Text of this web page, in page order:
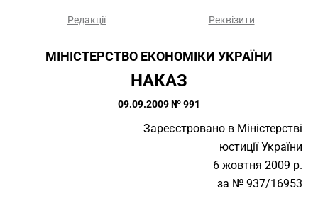
Редакції Реквізити
МІНІСТЕРСТВО ЕКОНОМІКИ УКРАЇНИ
НАКАЗ
09.09.2009 № 991
Зареєстровано в Міністерстві
юстиції України
6 жовтня 2009 р.
за № 937/16953